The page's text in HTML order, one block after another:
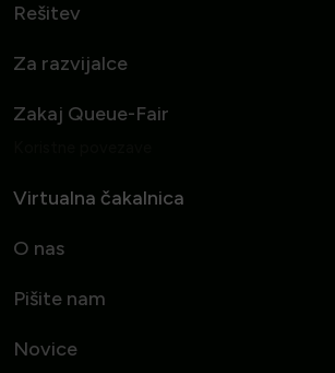
Rešitev
Za razvijalce
Zakaj Queue-Fair
Virtualna čakalnica
O nas
Pišite nam
Novice